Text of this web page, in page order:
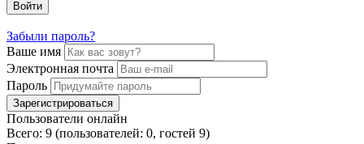
Войти
Забыли пароль?
Ваше имя
Электронная почта
Пароль
Зарегистрироваться
Пользователи онлайн
Всего: 9 (пользователей: 0, гостей 9)